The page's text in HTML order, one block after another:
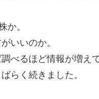
か。
いいのか。
べるほど情報が増え
らく続きました。